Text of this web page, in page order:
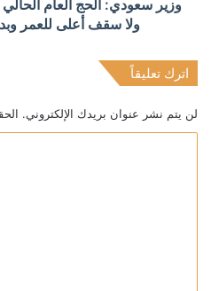
وزير سعودي: الحج العام
ولا سقف أعلى للعمر
اترك تعليقاً
لن يتم نشر عنوان بريدك الإلكتروني.